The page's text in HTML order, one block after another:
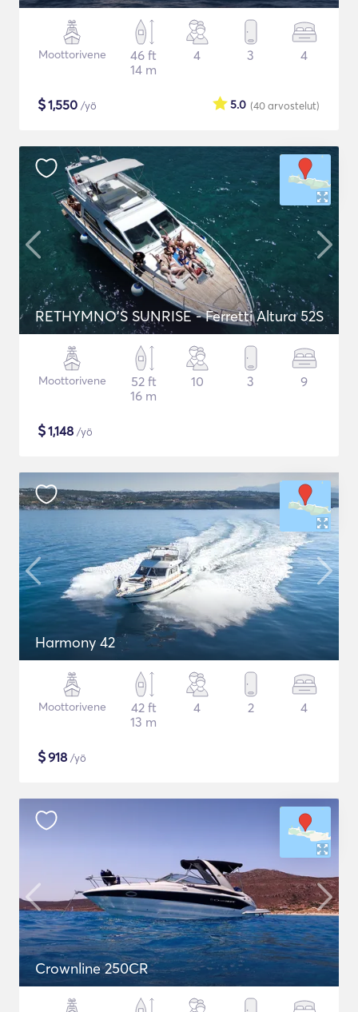
Moottorivene
46 ft
14 m
4 3 4
$1,550 /yö (40arvostelut)
5.0
RETHYMNO'S SUNRISE - Ferretti Altura 52S
Moottorivene
52 ft
16 m
10 3 9
$1,148 /yö
Harmony 42
Moottorivene
42 ft
13 m
4 2 4
$918 /yö
Crownline 250CR